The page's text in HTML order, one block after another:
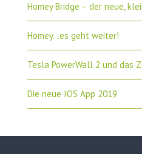
Homey Bridge – der neue,
Homey…es geht weiter!
Tesla PowerWall 2 und das
Die neue IOS App 2019